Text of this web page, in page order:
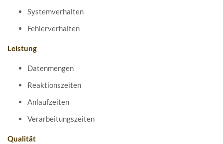
Systemverhalten
Fehlerverhalten
Leistung
Datenmengen
Reaktionszeiten
Anlaufzeiten
Verarbeitungszeiten
Qualität